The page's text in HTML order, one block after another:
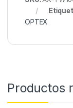
OPTEX
Productos